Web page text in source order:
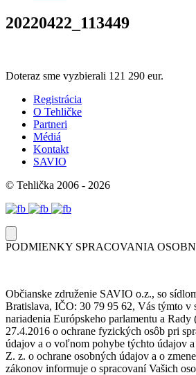
20220422_113449
Doteraz sme vyzbierali 121 290 eur.
Registrácia
O Tehličke
Partneri
Médiá
Kontakt
SAVIO
© Tehlička 2006 - 2026
PODMIENKY SPRACOVANIA
Občianske združenie SAVIO o.z., so
Bratislava, IČO: 30 79 95 62, Vás týmto v
nariadenia Európskeho parlamentu a
27.4.2016 o ochrane fyzických osôb pri
údajov a o voľnom pohybe týchto údajov
Z. z. o ochrane osobných údajov a o
zákonov informuje o spracovaní Vašich